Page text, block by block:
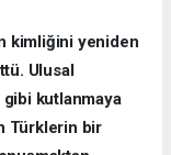
kimliğini yeniden
Ulusal
gibi kutlanmaya
Türklerin bir